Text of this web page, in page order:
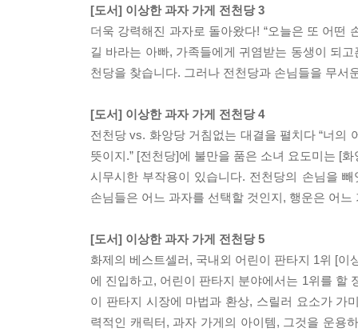
[도서] 이상한 과자 가게 전천당 3
더욱 강력해진 과자로 돌아왔다! “오늘은 또 어떤
길 바라는 아빠, 가족들에게 귀염받는 동생이 되
천당을 찾습니다. 그러나 전천당과 손님들을 무
[도서] 이상한 과자 가게 전천당 4
전천당 vs. 화앙당 거침없는 대결을 펼치다 “너의
뜻이지.” [전천당]에 불만을 품은 소녀 요도미는 [
시무시한 부작용이 있습니다. 전천당의 손님을
손님들은 어느 과자를 선택할 것인지, 행운은 어
[도서] 이상한 과자 가게 전천당 5
화제의 베스트셀러, 국내외 어린이 판타지 1위 [
에 진입하고, 어린이 판타지 분야에서는 1위를 할
이 판타지 시장에 마법과 환상, 스릴러 요소가 가
력적인 캐릭터, 과자 가게의 아이템, 그것을 운용